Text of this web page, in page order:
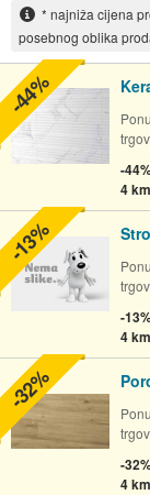
* najniža cijena
posebnog oblika
-
4 km
-44%
-
4 km
-13%
-
4 km
-32%